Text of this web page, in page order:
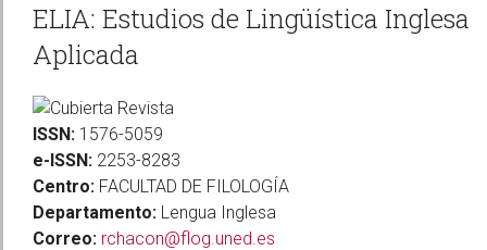
ELIA: Estudios de Lingüística Inglesa
Aplicada
ISSN: 1576-5059
e-ISSN: 2253-8283
Centro: FACULTAD DE FILOLOGÍA
Departamento: Lengua Inglesa
Correo: rchacon@flog.uned.es